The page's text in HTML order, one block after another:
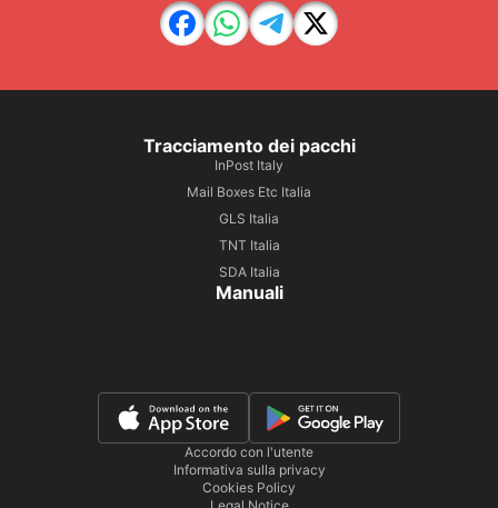
Tracciamento dei pacchi
InPost Italy
Mail Boxes Etc Italia
GLS Italia
TNT Italia
SDA Italia
Manuali
Accordo con l'utente
Informativa sulla privacy
Cookies Policy